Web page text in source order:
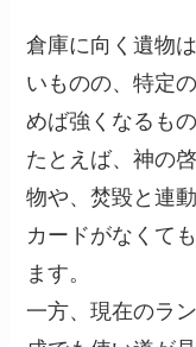
倉庫に向く遺物
いものの、特定
めば強くなるもの
たとえば、神の
物や、焚毀と連
カードがなくて
ます。
一方、現在のラ